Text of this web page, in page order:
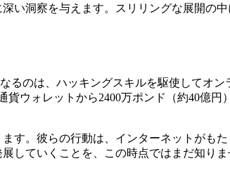
い洞察を与えます。スリリングな展開の
るのは、ハッキングスキルを駆使してオ
ウォレットから2400万ポンド（約40億円
す。彼らの行動は、インターネットがも
していくことを、この時点ではまだ知りま